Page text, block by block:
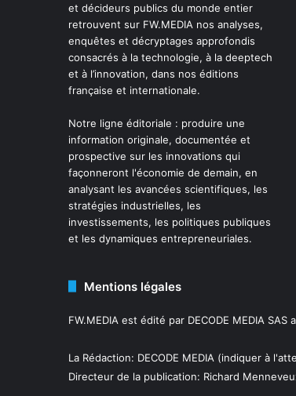
et décideurs publics du monde entier
retrouvent sur FW.MEDIA nos analyses,
enquêtes et décryptages approfondis
consacrés à la technologie, à la deeptech
et à l’innovation, dans nos éditions
française et internationale.
Notre ligne éditoriale : produire une
information originale, documentée et
prospective sur les innovations qui
façonneront l'économie de demain, en
analysant les avancées scientifiques, les
stratégies industrielles, les
investissements, les politiques publiques
et les dynamiques entrepreneuriales.
Mentions légales
FW.MEDIA est édité par DECODE MEDIA
La Rédaction: DECODE MEDIA (indiquer à
Directeur de la publication: Richard